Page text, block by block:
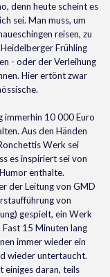
denn heute scheint es
sei. Man muss, um
reisen, zu
Frühling
- oder der Verleihung
Hier ertönt zwar
immerhin 10 000 Euro
Aus den Händen
Werk sei
es inspiriert sei von
enthalte.
der Leitung von GMD
von
gespielt, ein Werk
15 Minuten lang
immer wieder ein
wieder untertaucht.
einiges daran, teils